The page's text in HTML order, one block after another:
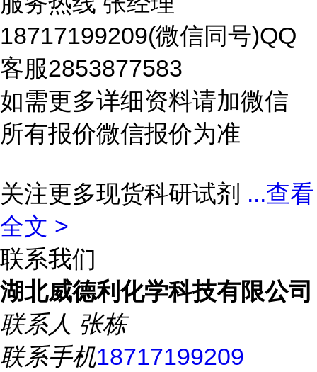
18717199209(微信同号)QQ
客服2853877583
如需更多详细资料请加微信
所有报价微信报价为准
关注更多现货科研试剂 ...查看
全文 >
联系我们
湖北威德利化学科技有限公司
联系人 张栋
联系手机18717199209